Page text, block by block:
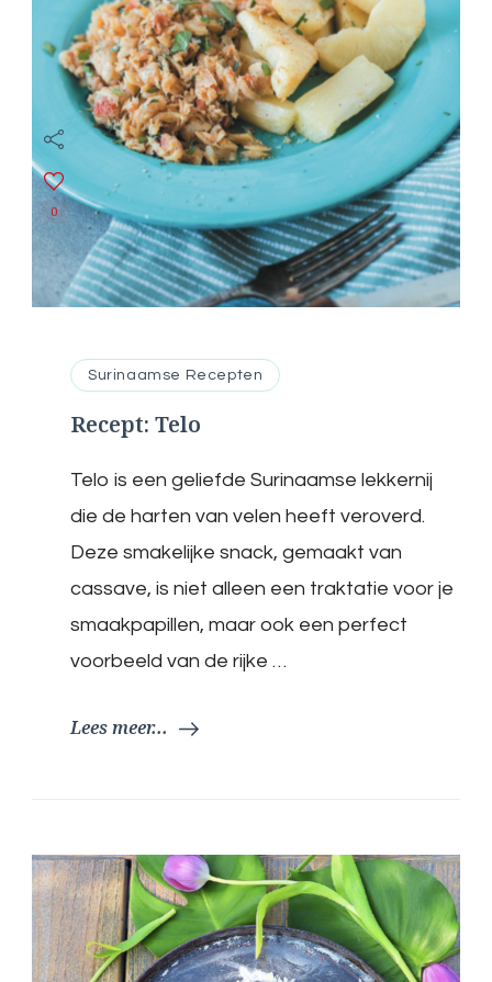
Surinaamse Recepten
Recept: Telo
0
Telo is een geliefde Surinaamse lekkernij
die de harten van velen heeft veroverd.
Deze smakelijke snack, gemaakt van
cassave, is niet alleen een traktatie voor je
smaakpapillen, maar ook een perfect
voorbeeld van de rijke …
Lees meer...